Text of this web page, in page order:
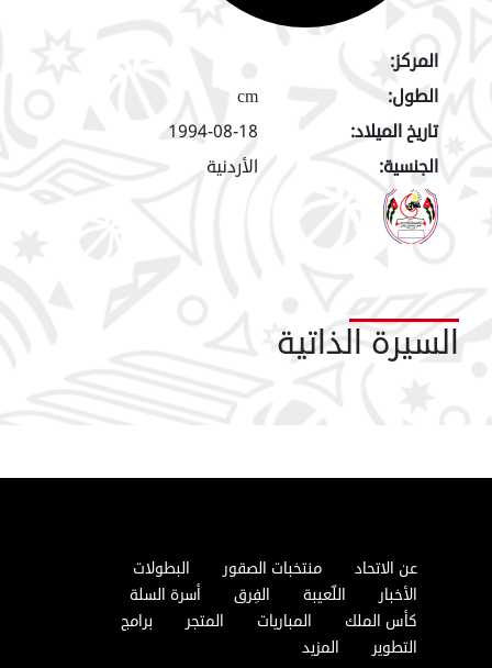
المركز:
الطول:
cm
تاريخ الميلاد:
1994-08-18
الجنسية:
الأردنية
السيرة الذاتية
عن الاتحاد منتخبات الصقور
البطولات
الأخبار
اللّعيبة الفِرق
أسرة السلة
كأس الملك
المباريات المتجر
برامج
التطوير
المزيد